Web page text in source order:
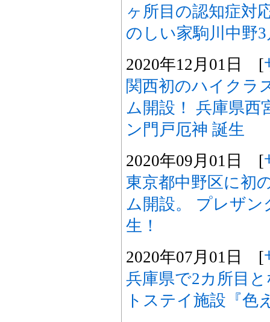
ヶ所目の認知症対
のしい家駒川中野
2020年12月01日 [
関西初のハイクラ
ム開設！ 兵庫県西
ン門戸厄神 誕生
2020年09月01日 [
東京都中野区に初
ム開設。 プレザン
生！
2020年07月01日 [
兵庫県で2カ所目
トステイ施設『色